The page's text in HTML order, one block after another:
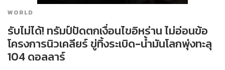
WORLD
รับไม่ได้! ทรัมป์ปัดตกเงื่อนไขอิหร่าน ไม่อ่อนข้อ
โครงการนิวเคลียร์ ขู่ทิ้งระเบิด-น้ำมันโลกพุ่งทะลุ
104 ดอลลาร์